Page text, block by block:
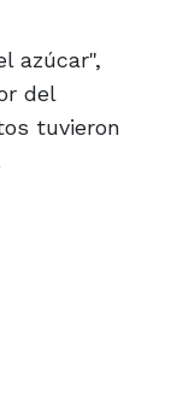
azúcar",
del
tuvieron